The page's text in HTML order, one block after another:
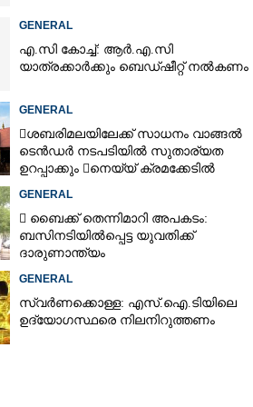
GENERAL
എ.സി കോച്ച്: ആർ.എ.സി
യാത്രക്കാർക്കും ബെഡ്ഷീറ്റ് നൽകണം
GENERAL
ശബരിമലയിലേക്ക് സാധനം വാങ്ങൽ
ടെൻ‌ഡർ നടപടിയിൽ സുതാര്യത
ഉറപ്പാക്കും നെയ്യ് ക്രമക്കേടിൽ
GENERAL
 ബൈക്ക് തെന്നിമാറി അപകടം:
ബസിനടിയിൽപ്പെട്ട യുവതിക്ക്
ദാരുണാന്ത്യം
GENERAL
സ്വർണക്കൊള്ള: എസ്.ഐ.ടിയിലെ
ഉദ്യോഗസ്ഥരെ നിലനിറുത്തണം